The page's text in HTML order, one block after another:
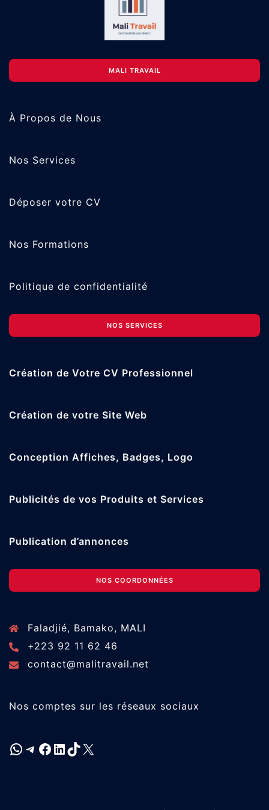
MALI TRAVAIL
À Propos de Nous
Nos Services
Déposer votre CV
Nos Formations
Politique de confidentialité
NOS SERVICES
Création de Votre CV Professionnel
Création de votre Site Web
Conception Affiches, Badges, Logo
Publicités de vos Produits et Services
Publication d’annonces
NOS COORDONNÉES
Faladjié, Bamako, MALI
+223 92 11 62 46
contact@malitravail.net
Nos comptes sur les réseaux sociaux
WhatsApp
Telegram
Facebook
LinkedIn
TikTok
X